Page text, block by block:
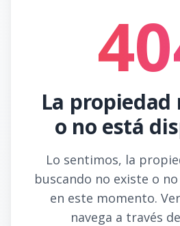
La propiedad
o no está
Lo sentimos, la
buscando no existe o
en este momento.
navega a través